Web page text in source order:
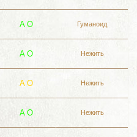
A О Гуманоид
A О Нежить
A О Нежить
A О Нежить